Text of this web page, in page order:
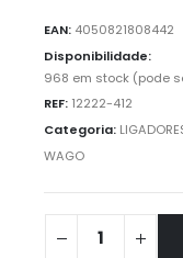
EAN: 4050821808442
Disponibilidade:
968 em stock (pode
REF: 12222-412
Categoria:
WAGO